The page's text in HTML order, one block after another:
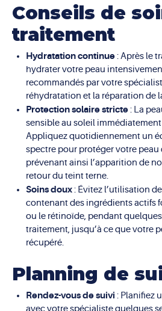
Conseils de
traitement
Hydratation continue: Après le
hydrater votre peau
recommandés par votre
réhydratation et la réparation de
Protection solaire stricte: La
sensible au soleil
Appliquez quotidiennement un
spectre pour protéger votre peau
prévenant ainsi l’apparition de
retour du teint terne.
Soins doux: Évitez l’utilisation
contenant des ingrédients actifs
ou le rétinoïde, pendant
traitement, jusqu’à ce que votre
récupéré.
Planning de
Rendez-vous de suivi : Planifiez
avec votre spécialiste quelques